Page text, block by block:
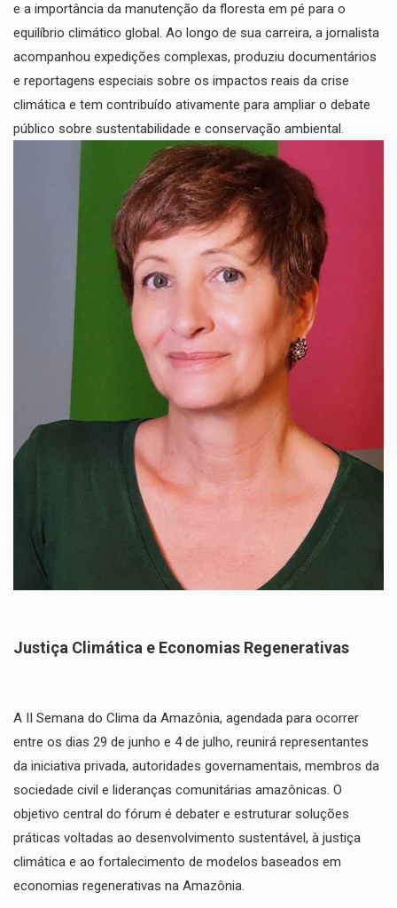
e a importância da manutenção da floresta em pé para o
equilíbrio climático global. Ao longo de sua carreira, a jornalista
acompanhou expedições complexas, produziu documentários
e reportagens especiais sobre os impactos reais da crise
climática e tem contribuído ativamente para ampliar o debate
público sobre sustentabilidade e conservação ambiental.
​Justiça Climática e Economias Regenerativas
​A II Semana do Clima da Amazônia, agendada para ocorrer
entre os dias 29 de junho e 4 de julho, reunirá representantes
da iniciativa privada, autoridades governamentais, membros da
sociedade civil e lideranças comunitárias amazônicas. O
objetivo central do fórum é debater e estruturar soluções
práticas voltadas ao desenvolvimento sustentável, à justiça
climática e ao fortalecimento de modelos baseados em
economias regenerativas na Amazônia.